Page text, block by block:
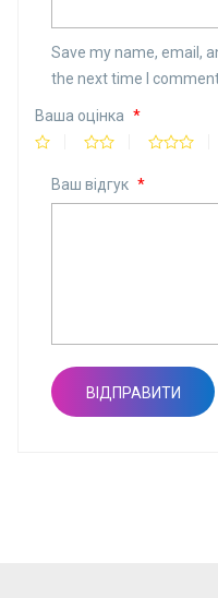
Save my name, email,
the next time I
Ваша оцінка *
Ваш відгук *